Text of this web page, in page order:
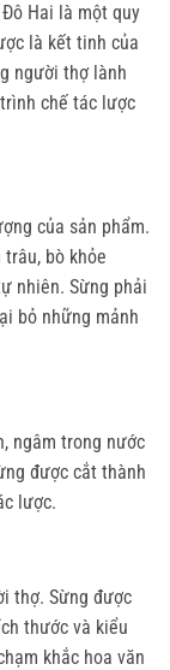
Hai là một quy
là kết tinh của
người thợ lành
chế tác lược
của sản phẩm.
bò khỏe
nhiên. Sừng phải
bỏ những mảnh
ngâm trong nước
được cắt thành
lược.
thợ. Sừng được
thước và kiểu
khắc hoa văn